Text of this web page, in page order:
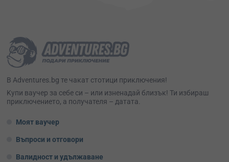
В Adventures.bg те чакат стотици приключения!
Kупи ваучер за себе си – или изненадай близък! Ти избираш
приключението, а получателя – датата.
Моят ваучер
Въпроси и отговори
Валидност и удължаване